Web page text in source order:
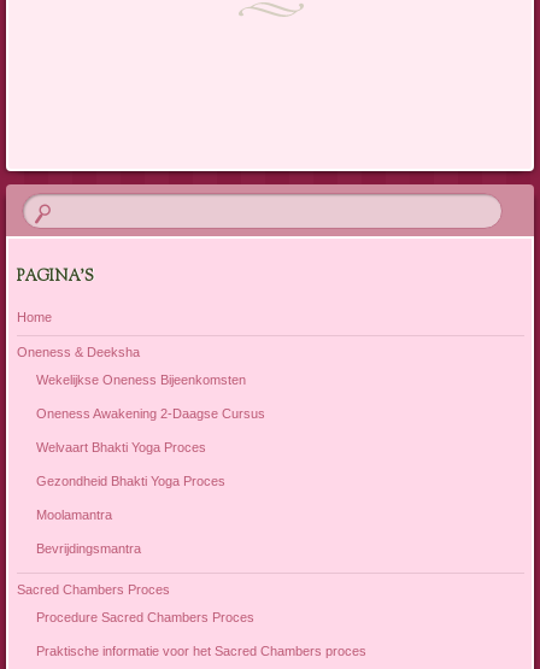
PAGINA’S
Home
Oneness & Deeksha
Wekelijkse Oneness Bijeenkomsten
Oneness Awakening 2-Daagse Cursus
Welvaart Bhakti Yoga Proces
Gezondheid Bhakti Yoga Proces
Moolamantra
Bevrijdingsmantra
Sacred Chambers Proces
Procedure Sacred Chambers Proces
Praktische informatie voor het Sacred Chambers proces